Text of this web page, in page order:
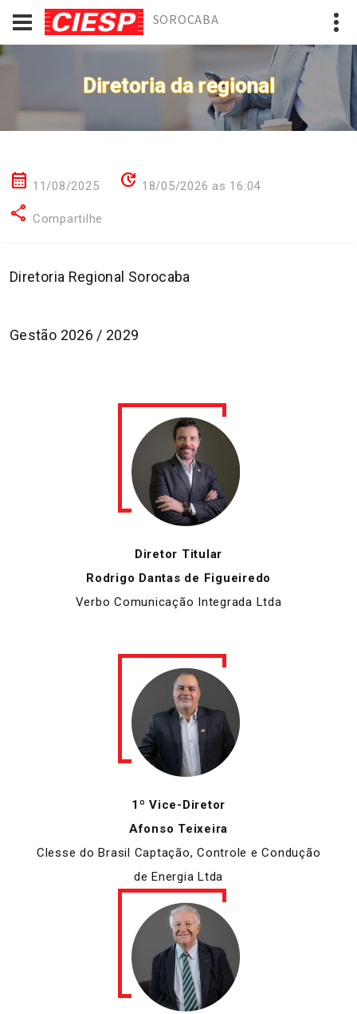
SOROCABA
Diretoria da regional
calendar_month 11/08/2025 update 18/05/2026 as 16:04
share Compartilhe
Diretoria Regional Sorocaba
Gestão 2026 / 2029
Diretor Titular
Rodrigo Dantas de Figueiredo
Verbo Comunicação Integrada Ltda
1º Vice-Diretor
Afonso Teixeira
Clesse do Brasil Captação, Controle e Condução
de Energia Ltda